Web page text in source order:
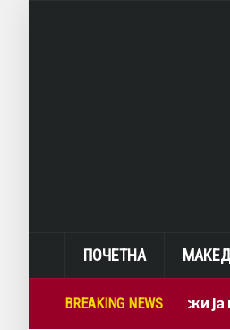
ПОЧЕТНА
BREAKING NEWS
Мицкоски ја